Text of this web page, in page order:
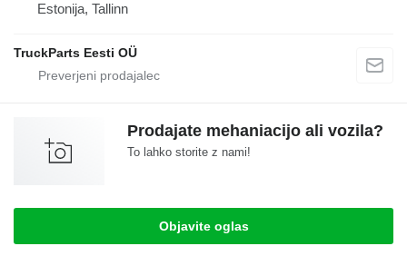
Estonija, Tallinn
TruckParts Eesti OÜ
Prodajate mehaniacijo ali vozila?
To lahko storite z nami!
Objavite oglas